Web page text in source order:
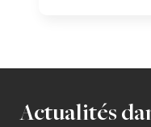
Actualités